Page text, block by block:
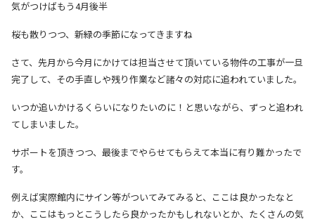
気がつけばもう4月後半
桜も散りつつ、新緑の季節になってきますね
さて、先月から今月にかけては担当させて頂いている物件の工事が一旦
完了して、その手直しや残り作業など諸々の対応に追われていました。
いつか追いかけるくらいになりたいのに！と思いながら、ずっと追われ
てしまいました。
サポートを頂きつつ、最後までやらせてもらえて本当に有り難かったで
す。
例えば実際館内にサイン等がついてみてみると、ここは良かったなと
か、ここはもっとこうしたら良かったかもしれないとか、たくさんの気